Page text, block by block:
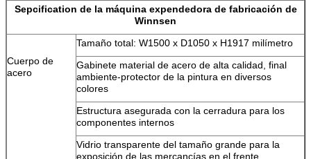
Sepcification de la máquina expendedora de fabricación de
Winnsen
Cuerpo de
acero
Tamaño total: W1500 x D1050 x H1917 milímetro
Gabinete material de acero de alta calidad, final
ambiente-protector de la pintura en diversos
colores
Estructura asegurada con la cerradura para los
componentes internos
Vidrio transparente del tamaño grande para la
exposición de las mercancías en el frente